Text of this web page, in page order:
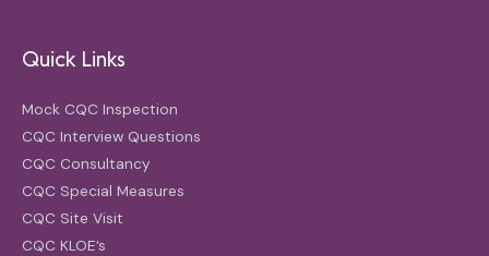
Quick Links
Mock CQC Inspection
CQC Interview Questions
CQC Consultancy
CQC Special Measures
CQC Site Visit
CQC KLOE’s